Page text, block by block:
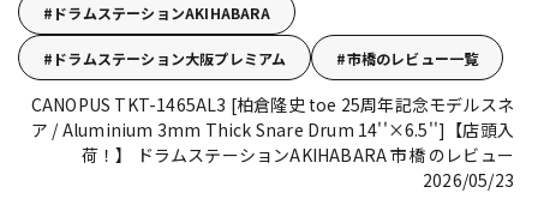
ドラムステーションAKIHABARA
ドラムステーション大阪プレミアム 市橋のレビュー一覧
CANOPUS TKT-1465AL3 [柏倉隆史 toe 25周年記念モデルスネ
ア / Aluminium 3mm Thick Snare Drum 14''×6.5'']【店頭入
荷！】
ドラムステーションAKIHABARA 市橋 のレビュー
2026/05/23